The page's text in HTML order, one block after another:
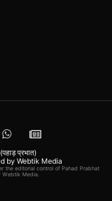
WhatsApp
ePaper
प्रभात)
by Webtik Media
the editorial control of Pahad Prabhat
Webtik Media.